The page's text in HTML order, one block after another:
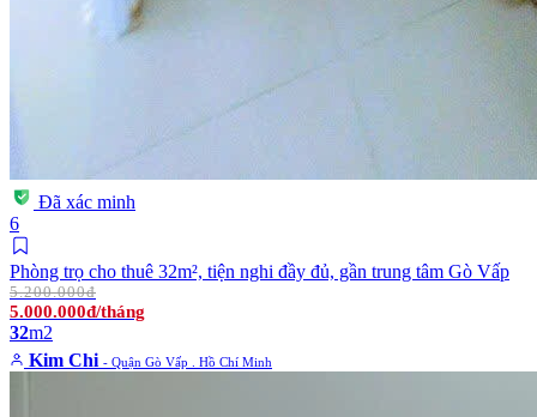
Đã xác minh
6
Phòng trọ cho thuê 32m², tiện nghi đầy đủ, gần trung tâm Gò Vấp
5.200.000đ
5.000.000đ/tháng
32m2
Kim Chi - Quận Gò Vấp . Hồ Chí Minh